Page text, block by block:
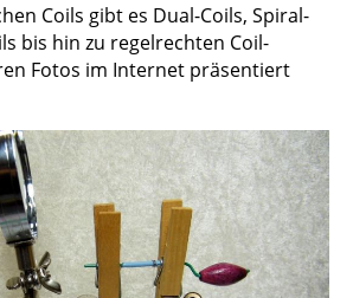
Coils gibt es Dual-Coils, Spiral-
bis hin zu regelrechten Coil-
Fotos im Internet präsentiert